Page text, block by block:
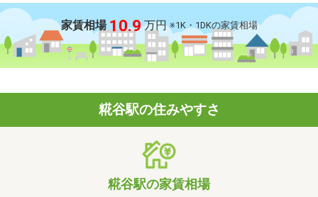
家賃相場 10.9 万円 ※1K・1DKの家賃相場
糀谷駅の住みやすさ
糀谷駅の家賃相場